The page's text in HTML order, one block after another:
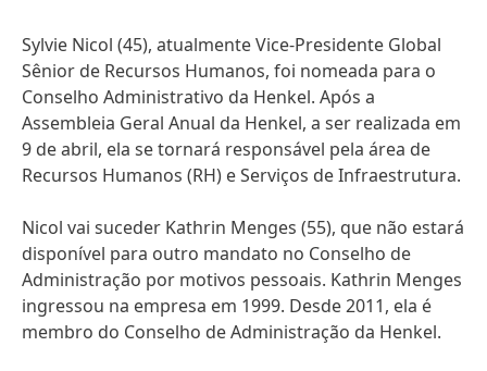
Sylvie Nicol (45), atualmente Vice-Presidente Global
Sênior de Recursos Humanos, foi nomeada para o
Conselho Administrativo da Henkel. Após a
Assembleia Geral Anual da Henkel, a ser realizada em
9 de abril, ela se tornará responsável pela área de
Recursos Humanos (RH) e Serviços de Infraestrutura.
Nicol vai suceder Kathrin Menges (55), que não estará
disponível para outro mandato no Conselho de
Administração por motivos pessoais. Kathrin Menges
ingressou na empresa em 1999. Desde 2011, ela é
membro do Conselho de Administração da Henkel.